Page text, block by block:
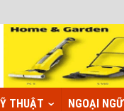
THUẬT NGOẠI NGỮ